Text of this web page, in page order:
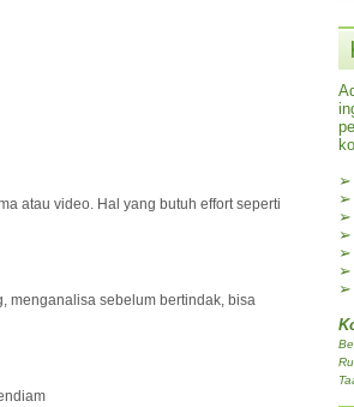
atau video. Hal yang butuh effort seperti
menganalisa sebelum bertindak, bisa
➢
➢
➢
➢
➢
➢
➢